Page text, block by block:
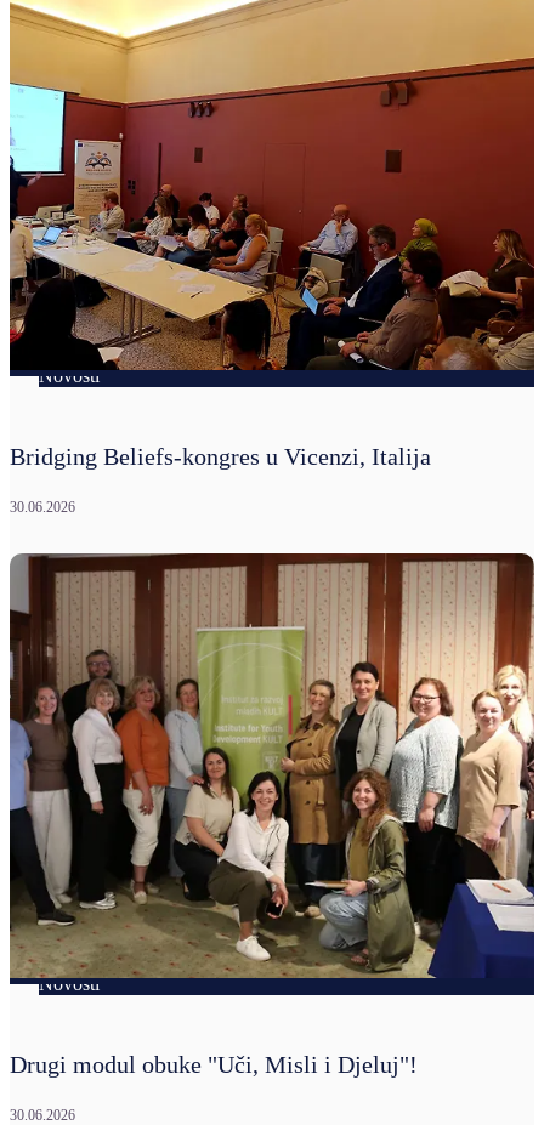
Novosti
Bridging Beliefs-kongres u Vicenzi, Italija
30.06.2026
Novosti
Drugi modul obuke "Uči, Misli i Djeluj"!
30.06.2026